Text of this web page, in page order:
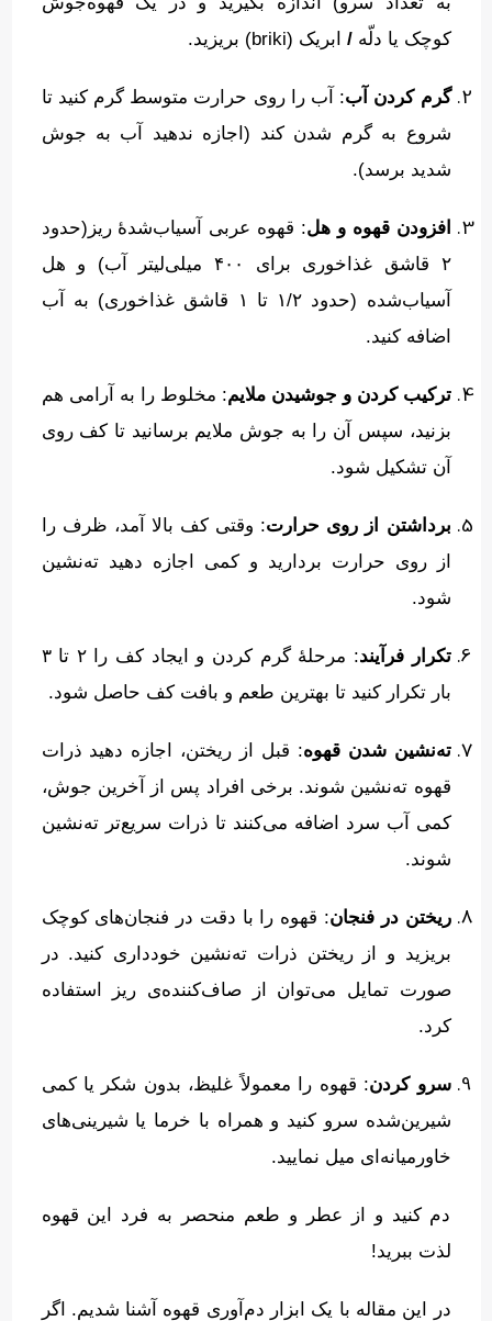
کوچک یا دلّه/ ابریک (briki) بریزید.
گرم کردن آب:
آب را روی حرارت متوسط گرم کنید تا
شروع به گرم شدن کند (اجازه ندهید آب به جوش
شدید برسد).
افزودن قهوه و هل: قهوه عربی آسیاب‌شدهٔ ریز (حدود
۲ قاشق غذاخوری برای ۴۰۰ میلی‌لیتر آب
) و هل
آسیاب‌شده (حدود ۱ /۲ تا ۱ قاشق غذاخوری ) به آب
اضافه کنید.
ترکیب کردن و جوشیدن ملایم: مخلوط را به آرامی هم
بزنید، سپس آن را به جوش ملایم برسانید تا کف روی
آن تشکیل شود.
برداشتن از روی حرارت: وقتی کف بالا آمد، ظرف را
از روی حرارت بردارید و کمی اجازه دهید ته‌نشین
شود.
تکرار فرآیند:
مرحلهٔ گرم کردن و ایجاد کف را ۲ تا ۳
بار تکرار کنید تا بهترین طعم و بافت کف حاصل شود.
ته‌نشین شدن قهوه: قبل از ریختن، اجازه دهید ذرات
قهوه ته‌نشین شوند. برخی افراد پس از آخرین جوش،
کمی آب سرد اضافه می‌کنند تا ذرات سریع‌تر ته‌نشین
شوند.
ریختن در فنجان: قهوه را با دقت در فنجان‌های کوچک
بریزید و از ریختن ذرات ته‌نشین خودداری کنید. در
صورت تمایل می‌توان از صاف‌کننده‌ی ریز استفاده
کرد.
سرو کردن: قهوه را معمولاً غلیظ، بدون شکر یا کمی
شیرین‌شده سرو کنید و همراه با خرما یا شیرینی‌های
خاورمیانه‌ای میل نمایید.
دم کنید و از عطر و طعم منحصر به فرد این قهوه
لذت ببرید!
در این مقاله با یک ابزار دم‌آوری قهوه آشنا شدیم. اگر